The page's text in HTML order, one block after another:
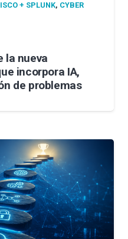
+ SPLUNK, CYBER
la nueva
incorpora IA,
de problemas